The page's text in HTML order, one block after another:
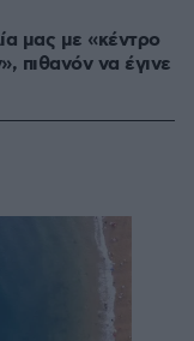
μας με «κέντρο
πιθανόν να έγινε